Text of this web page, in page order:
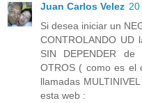
Juan Carlos Velez 20
Si desea iniciar un
CONTROLANDO UD
SIN DEPENDER
OTROS ( como es el
llamadas
esta web :